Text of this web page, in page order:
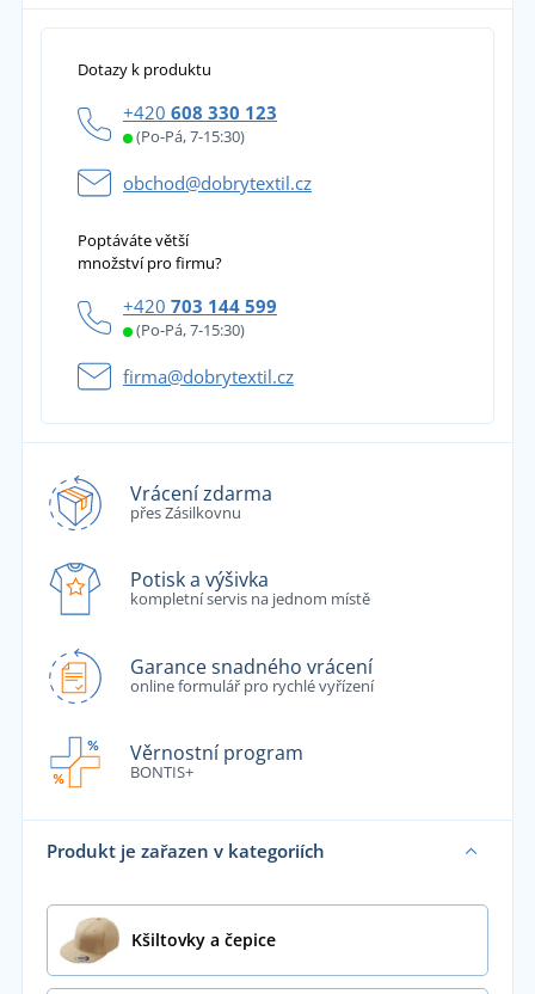
Dotazy k produktu
+420 608 330 123
(Po-Pá, 7-15:30)
obchod@dobrytextil.cz
Poptáváte větší
množství pro firmu?
+420 703 144 599
(Po-Pá, 7-15:30)
firma@dobrytextil.cz
Vrácení zdarma
přes Zásilkovnu
Potisk a výšivka
kompletní servis na jednom místě
Garance snadného vrácení
online formulář pro rychlé vyřízení
Věrnostní program
BONTIS+
Produkt je zařazen v kategoriích
Kšiltovky a čepice